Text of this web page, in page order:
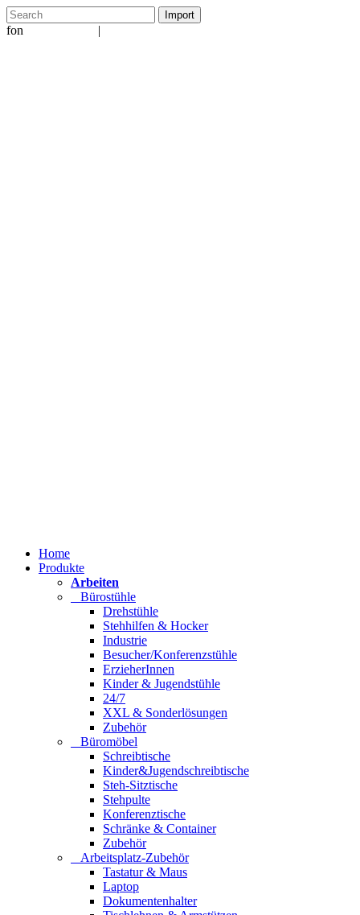
fon |
Home
Produkte
Arbeiten
Bürostühle
Drehstühle
Stehhilfen & Hocker
Industrie
Besucher/Konferenzstühle
ErzieherInnen
Kinder & Jugendstühle
24/7
XXL & Sonderlösungen
Zubehör
Büromöbel
Schreibtische
Kinder&Jugendschreibtische
Steh-Sitztische
Stehpulte
Konferenztische
Schränke & Container
Zubehör
Arbeitsplatz-Zubehör
Tastatur & Maus
Laptop
Dokumentenhalter